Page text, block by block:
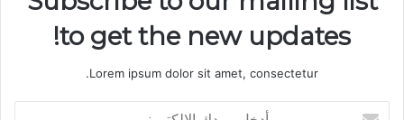
to get the new updates!
Lorem ipsum dolor sit amet, consectetur.